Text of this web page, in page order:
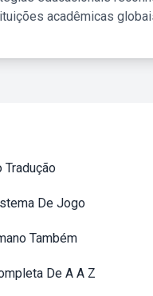
acadêmicas
Tradução
De Jogo
Também
De A A Z